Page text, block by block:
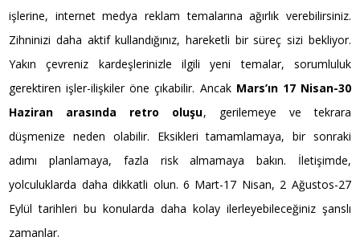
işlerine, internet medya reklam temalarına ağırlık verebilirsiniz.
Zihninizi daha aktif kullandığınız, hareketli bir süreç sizi bekliyor.
Yakın çevreniz kardeşlerinizle ilgili yeni temalar, sorumluluk
gerektiren işler-ilişkiler öne çıkabilir. Ancak Mars’ın 17 Nisan-30
Haziran arasında retro oluşu, gerilemeye ve tekrara
düşmenize neden olabilir. Eksikleri tamamlamaya, bir sonraki
adımı planlamaya, fazla risk almamaya bakın. İletişimde,
yolculuklarda daha dikkatli olun. 6 Mart-17 Nisan, 2 Ağustos-27
Eylül tarihleri bu konularda daha kolay ilerleyebileceğiniz şanslı
zamanlar.